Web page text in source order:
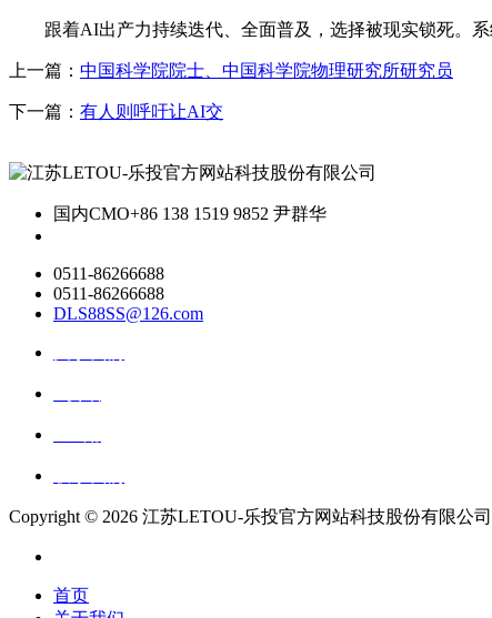
跟着AI出产力持续迭代、全面普及，选择被现实锁死。系
上一篇： 中国科学院院士、中国科学院物理研究所研究员
下一篇： 有人则呼吁让AI交
国内CMO+86 138 1519 9852 尹群华
0511-86266688
0511-86266688
DLS88SS@126.com
Copyright © 2026 江苏LETOU-乐投官方网站科技股份有限公司
首页